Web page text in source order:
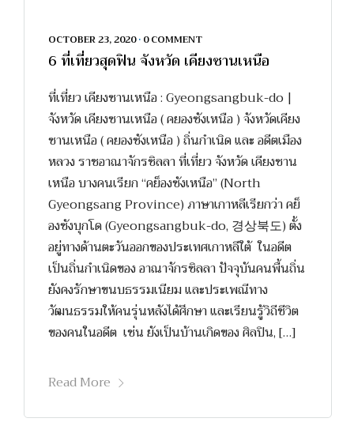
OCTOBER 23, 2020 • 0 COMMENT
6 ที่เที่ยวสุดฟิน จังหวัด เคียงซานเหนือ
ที่เที่ยว เคียงซานเหนือ : Gyeongsangbuk-do |
จังหวัด เคียงซานเหนือ ( คยองซังเหนือ ) จังหวัดเคียง
ซานเหนือ ( คยองซังเหนือ ) ถิ่นกำเนิด และ อดีตเมือง
หลวง ราชอาณาจักรซิลลา ที่เที่ยว จังหวัด เคียงซาน
เหนือ บางคนเรียก “คย็องซังเหนือ” (North
Gyeongsang Province) ภาษาเกาหลีเรียกว่า คย็
องซังบุกโด (Gyeongsangbuk-do, 경상북도) ตั้ง
อยู่ทางด้านตะวันออกของประเทศเกาหลีใต้ ในอดีต
เป็นถิ่นกำเนิดของ อาณาจักรซิลลา ปัจจุบันคนพื้นถิ่น
ยังคงรักษาขนบธรรมเนียม และประเพณีทาง
วัฒนธรรมให้คนรุ่นหลังได้ศึกษา และเรียนรู้วิถีชีวิต
ของคนในอดีต เช่น ยังเป็นบ้านเกิดของ ศิลปิน, […]
Read More